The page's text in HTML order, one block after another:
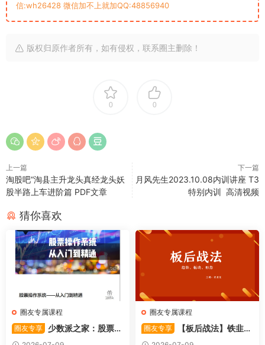
信:wh26428 微信加不上就加QQ:48856940
版权归原作者所有，如有侵权，联系圈主删除！
0 0
上一篇
淘股吧“淘县主升龙头真经龙头妖
股半路上车进阶篇 PDF文章
下一篇
月风先生2023.10.08内训讲座 T3
特别内训 高清视频
猜你喜欢
圈友专属课程
圈友专享
少数派之家：股票操
作系统—从入门到精通
圈友专属课程
圈友专享
【板后战法】铁韭菜
板后强势战法